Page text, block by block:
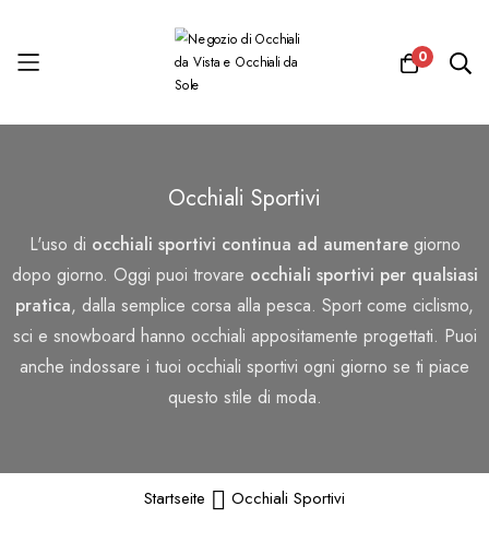
0
Occhiali Sportivi
L'uso di occhiali sportivi continua ad aumentaregiorno
dopo giorno. Oggi puoi trovare occhiali sportivi per qualsiasi
pratica, dalla semplice corsa alla pesca. Sport come ciclismo,
sci e snowboard hanno occhiali appositamente progettati. Puoi
anche indossare i tuoi occhiali sportivi ogni giorno se ti piace
questo stile di moda.
Startseite Occhiali Sportivi